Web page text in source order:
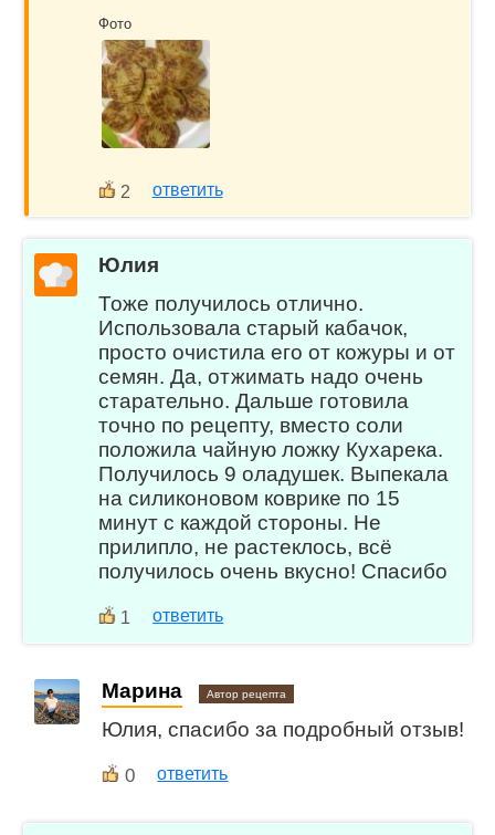
Фото
2 ответить
Юлия
Тоже получилось отлично.
Использовала старый кабачок,
просто очистила его от кожуры и от
семян. Да, отжимать надо очень
старательно. Дальше готовила
точно по рецепту, вместо соли
положила чайную ложку Кухарека.
Получилось 9 оладушек. Выпекала
на силиконовом коврике по 15
минут с каждой стороны. Не
прилипло, не растеклось, всё
получилось очень вкусно! Спасибо
1 ответить
Марина Автор рецепта
Юлия, спасибо за подробный отзыв!
0 ответить